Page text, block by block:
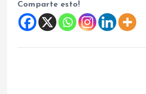
Comparte esto!